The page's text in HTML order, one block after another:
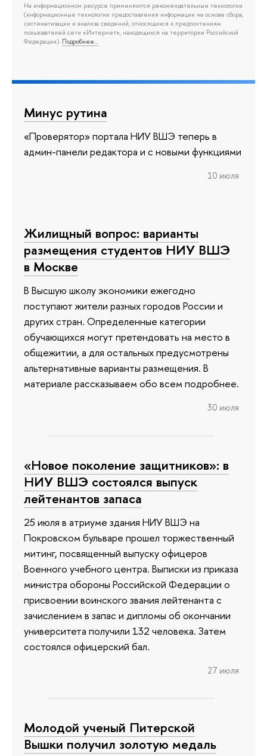
На информационном ресурсе применяются рекомендательные технологии
(информационные технологии предоставления информации на основе сбора,
систематизации и анализа сведений, относящихся к предпочтениям
пользователей сети «Интернет», находящихся на территории Российской
Федерации). Подробнее…
Минус рутина
«Проверятор» портала НИУ ВШЭ теперь в
админ-панели редактора и с новыми функциями
10 июля
Жилищный вопрос: варианты
размещения студентов НИУ ВШЭ
в Москве
В Высшую школу экономики ежегодно
поступают жители разных городов России и
других стран. Определенные категории
обучающихся могут претендовать на место в
общежитии, а для остальных предусмотрены
альтернативные варианты размещения. В
материале рассказываем обо всем подробнее.
30 июля
«Новое поколение защитников»: в
НИУ ВШЭ состоялся выпуск
лейтенантов запаса
25 июля в атриуме здания НИУ ВШЭ на
Покровском бульваре прошел торжественный
митинг, посвященный выпуску офицеров
Военного учебного центра. Выписки из приказа
министра обороны Российской Федерации о
присвоении воинского звания лейтенанта с
зачислением в запас и дипломы об окончании
университета получили 132 человека. Затем
состоялся офицерский бал.
27 июля
Молодой ученый Питерской
Вышки получил золотую медаль